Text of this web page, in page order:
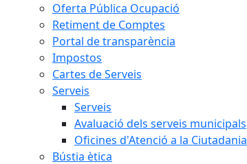
Oferta Pública Ocupació
Retiment de Comptes
Portal de transparència
Impostos
Cartes de Serveis
Serveis
Serveis
Avaluació dels serveis municipals
Oficines d'Atenció a la Ciutadania
Bústia ètica